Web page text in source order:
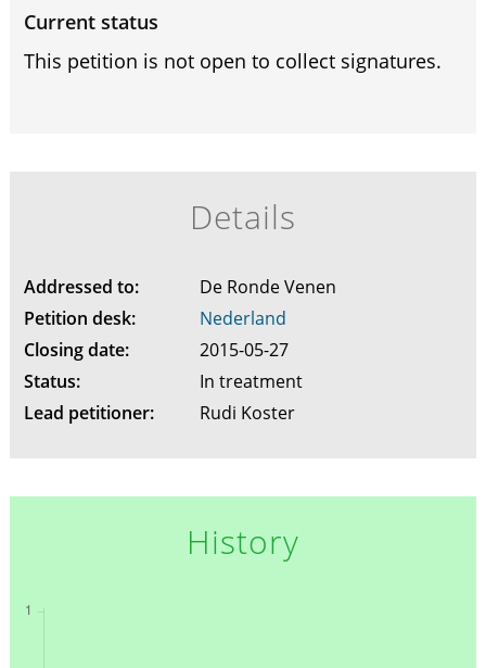
Current status
This petition is not open to collect signatures.
Details
Addressed to:
De Ronde Venen
Petition desk:
Nederland
Closing date:
2015-05-27
Status:
In treatment
Lead petitioner:
Rudi Koster
History